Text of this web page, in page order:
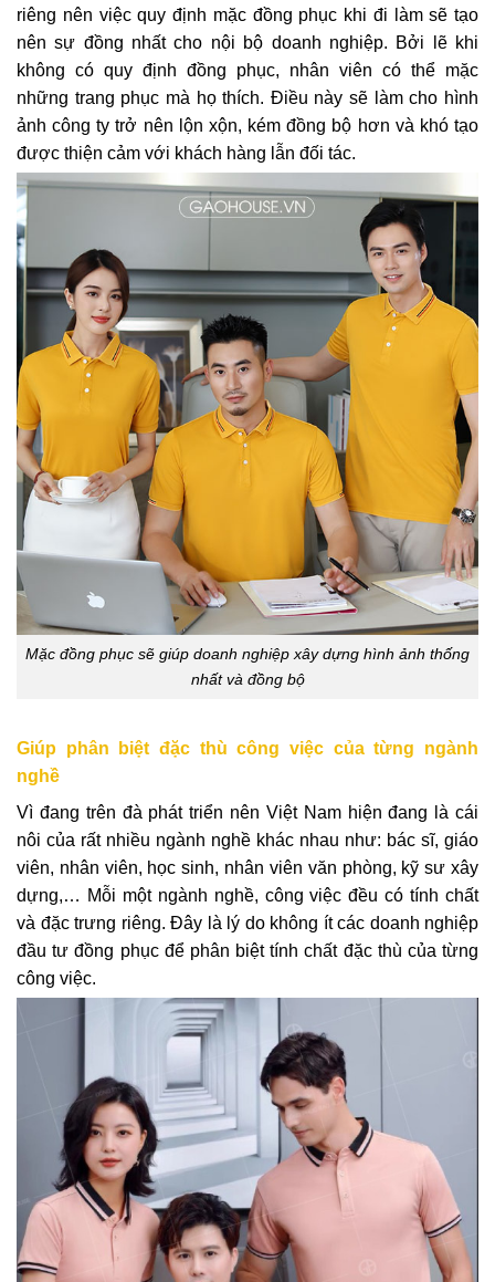
riêng nên việc quy định mặc đồng phục khi đi làm sẽ tạo
nên sự đồng nhất cho nội bộ doanh nghiệp. Bởi lẽ khi
không có quy định đồng phục, nhân viên có thể mặc
những trang phục mà họ thích. Điều này sẽ làm cho hình
ảnh công ty trở nên lộn xộn, kém đồng bộ hơn và khó tạo
được thiện cảm với khách hàng lẫn đối tác.
Mặc đồng phục sẽ giúp doanh nghiệp xây dựng hình ảnh thống
nhất và đồng bộ
Giúp phân biệt đặc thù công việc của từng ngành
nghề
Vì đang trên đà phát triển nên Việt Nam hiện đang là cái
nôi của rất nhiều ngành nghề khác nhau như: bác sĩ, giáo
viên, nhân viên, học sinh, nhân viên văn phòng, kỹ sư xây
dựng,… Mỗi một ngành nghề, công việc đều có tính chất
và đặc trưng riêng. Đây là lý do không ít các doanh nghiệp
đầu tư đồng phục để phân biệt tính chất đặc thù của từng
công việc.